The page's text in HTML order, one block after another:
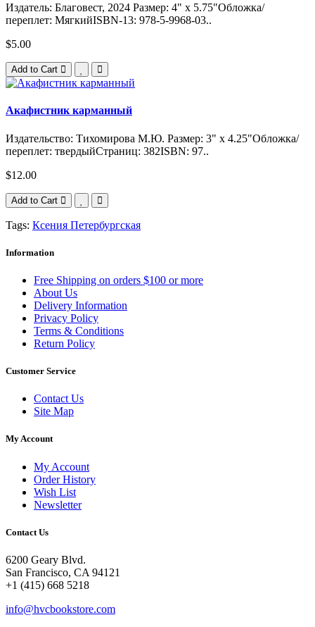
Издатель: Благовест, 2024 Размер: 4" x 5.75"Обложка/
переплет: МягкийISBN-13: 978-5-9968-03..
$5.00
Add to Cart
Акафистник карманный
Издательство: Тихомирова М.Ю. Размер: 3" x 4.25"Обложка/
переплет: твердыйСтраниц: 382ISBN: 97..
$12.00
Add to Cart
Tags: Ксения Петербургская
Information
Free Shipping on orders $100 or more
About Us
Delivery Information
Privacy Policy
Terms & Conditions
Return Policy
Customer Service
Contact Us
Site Map
My Account
My Account
Order History
Wish List
Newsletter
Contact Us
6200 Geary Blvd.
San Francisco, CA 94121
+1 (415) 668 5218
info@hvcbookstore.com